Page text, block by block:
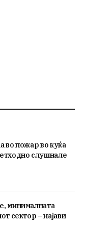
во пожар во куќа
слушнале
минималната
сектор – најави